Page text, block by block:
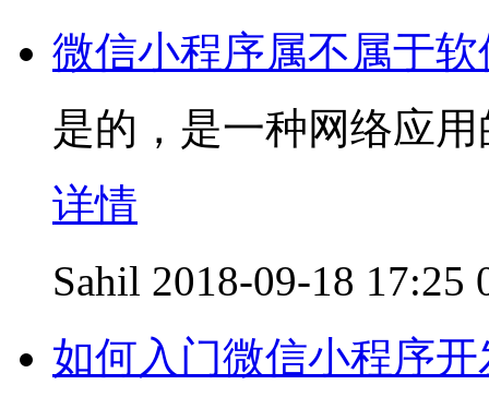
微信小程序属不属于
是的，是一种网络应
详情
Sahil 2018-09-18 17:25
如何入门微信小程序